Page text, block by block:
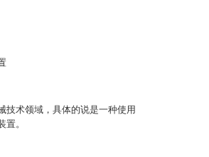
技术领域，具体的说是一种使用
置。